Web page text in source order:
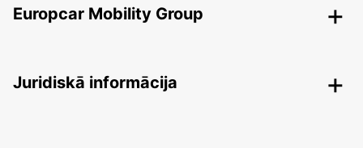
Europcar Mobility Group
Juridiskā informācija